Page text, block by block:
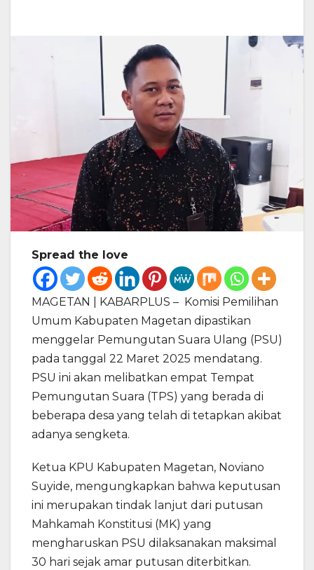
Spread the love
MAGETAN | KABARPLUS – Komisi Pemilihan
Umum Kabupaten Magetan dipastikan
menggelar Pemungutan Suara Ulang (PSU)
pada tanggal 22 Maret 2025 mendatang.
PSU ini akan melibatkan empat Tempat
Pemungutan Suara (TPS) yang berada di
beberapa desa yang telah di tetapkan akibat
adanya sengketa.
Ketua KPU Kabupaten Magetan, Noviano
Suyide, mengungkapkan bahwa keputusan
ini merupakan tindak lanjut dari putusan
Mahkamah Konstitusi (MK) yang
mengharuskan PSU dilaksanakan maksimal
30 hari sejak amar putusan diterbitkan.